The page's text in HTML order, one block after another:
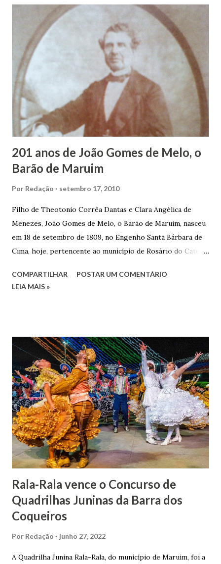
infância pobre, João Vieira não pôde se dedicar aos
estudos, e então passou a colocar o trabalho em primeiro
plano para auxiliar na renda familiar. No comércio foi
garçon, dono de bar, de armarinho e depois de uma
panificação. “Ao contrário de muitos, que renegam suas
raízes e procuram obscurecer seu passado, orgulhava-se
em defender o pão como garçon, tendo incontáveis vezes
que trabalhar copiosamente fora de seu horário normal em
trocas de gorjetas que c...
201 anos de João Gomes de Melo, o
Barão de Maruim
Por Redação setembro 17, 2010
Filho de Theotonio Corrêa Dantas e Clara Angélica de
Menezes, João Gomes de Melo, o Barão de Maruim, nasceu
em 18 de setembro de 1809, no Engenho Santa Bárbara de
Cima, hoje, pertencente ao município de Rosário do Catete.
José de Faro Leitão, porém o casamento acabou com o
indiciamento para apropriar-se da volumosa herança. Em
1862, transferiu-se para o Rio de Janeiro e casou-se com
uma irmã do Visconde de Uruguai. O Barão de Maruim
apresentou uma grande dedicação à atividade agrícola, que
lhe proporcionou uma grande reserva financeira. João
Gomes de Melo mandou construir a Igreja Matriz de Nosso
Senhor Bom Jesus dos Passos, que foi inaugurada em 1862 e
doada ao vigário Pe. José Joaquim de Vasconcelos. A Igreja
Matriz...
COMPARTILHAR
POSTAR UM COMENTÁRIO
LEIA MAIS »
Rala-Rala vence o Concurso de
Quadrilhas Juninas da Barra dos
Coqueiros
Por Redação junho 27, 2022
A Quadrilha Junina Rala-Rala, do município de Maruim, foi a